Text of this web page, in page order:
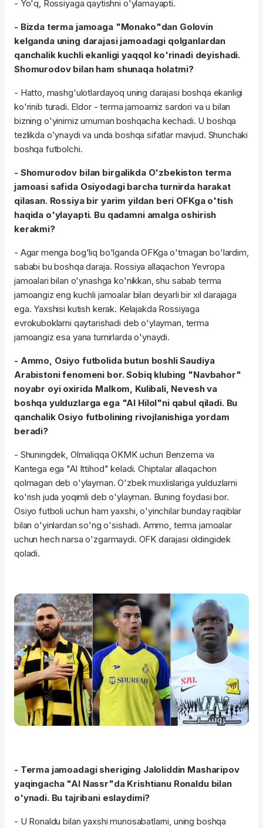
- Yo'q, Rossiyaga qaytishni o'ylamayapti.
- Bizda terma jamoaga "Monako"dan Golovin
kelganda uning darajasi jamoadagi qolganlardan
qanchalik kuchli ekanligi yaqqol ko'rinadi deyishadi.
Shomurodov bilan ham shunaqa holatmi?
- Hatto, mashg'ulotlardayoq uning darajasi boshqa ekanligi
ko'rinib turadi. Eldor - terma jamoamiz sardori va u bilan
bizning o'yinimiz umuman boshqacha kechadi. U boshqa
tezlikda o'ynaydi va unda boshqa sifatlar mavjud. Shunchaki
boshqa futbolchi.
- Shomurodov bilan birgalikda O'zbekiston terma
jamoasi safida Osiyodagi barcha turnirda harakat
qilasan. Rossiya bir yarim yildan beri OFKga o'tish
haqida o'ylayapti. Bu qadamni amalga oshirish
kerakmi?
- Agar menga bog'liq bo'lganda OFKga o'tmagan bo'lardim,
sababi bu boshqa daraja. Rossiya allaqachon Yevropa
jamoalari bilan o'ynashga ko'nikkan, shu sabab terma
jamoangiz eng kuchli jamoalar bilan deyarli bir xil darajaga
ega. Yaxshisi kutish kerak. Kelajakda Rossiyaga
evrokuboklarni qaytarishadi deb o'ylayman, terma
jamoangiz esa yana turnirlarda o'ynaydi.
- Ammo, Osiyo futbolida butun boshli Saudiya
Arabistoni fenomeni bor. Sobiq klubing "Navbahor"
noyabr oyi oxirida Malkom, Kulibali, Nevesh va
boshqa yulduzlarga ega "Al Hilol"ni qabul qiladi. Bu
qanchalik Osiyo futbolining rivojlanishiga yordam
beradi?
- Shuningdek, Olmaliqqa OKMK uchun Benzema va
Kantega ega "Al Ittihod" keladi. Chiptalar allaqachon
qolmagan deb o'ylayman. O'zbek muxlislariga yulduzlarni
ko'rish juda yoqimli deb o'ylayman. Buning foydasi bor.
Osiyo futboli uchun ham yaxshi, o'yinchilar bunday raqiblar
bilan o'yinlardan so'ng o'sishadi. Ammo, terma jamoalar
uchun hech narsa o'zgarmaydi. OFK darajasi oldingidek
qoladi.
- Terma jamoadagi sheriging Jaloliddin Masharipov
yaqingacha "Al Nassr"da Krishtianu Ronaldu bilan
o'ynadi. Bu tajribani eslaydimi?
- U Ronaldu bilan yaxshi munosabatlarni, uning boshqa